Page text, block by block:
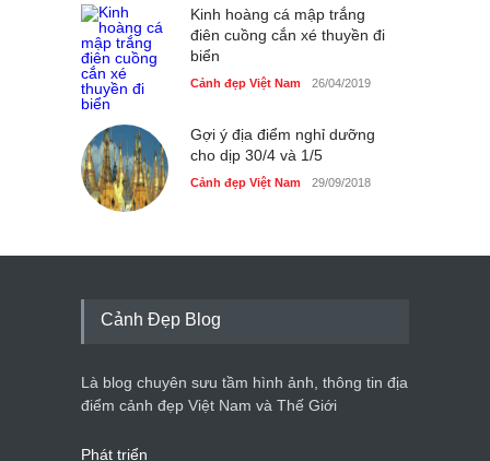
Kinh hoàng cá mập trắng
điên cuồng cắn xé thuyền đi
biển
Cảnh đẹp Việt Nam 26/04/2019
Gợi ý địa điểm nghỉ dưỡng
cho dịp 30/4 và 1/5
Cảnh đẹp Việt Nam 29/09/2018
Cảnh Đẹp Blog
Là blog chuyên sưu tầm hình ảnh, thông tin địa
điểm cảnh đẹp Việt Nam và Thế Giới
Phát triển